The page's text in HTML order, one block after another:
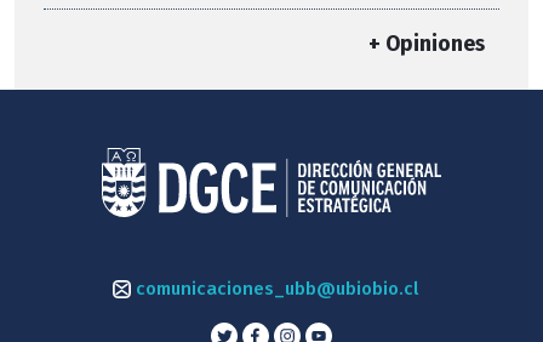
+ Opiniones
comunicaciones_ubb@ubiobio.cl